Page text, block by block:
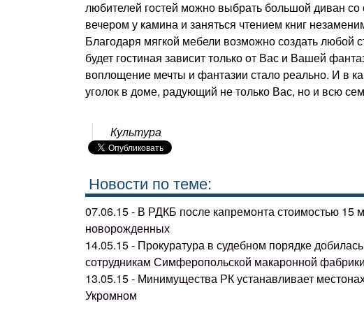
любителей гостей можно выбрать большой диван
вечером у камина и заняться чтением книг
Благодаря мягкой мебели возможно создать любой
будет гостиная зависит только от Вас и Вашей
воплощение мечты и фантазии стало реально. И в
уголок в доме, радующий не только Вас, но и всю
Культура
Новости по теме:
07.06.15 - В РДКБ после капремонта стоимостью 15
новорожденных
14.05.15 - Прокуратура в судебном порядке
сотрудникам Симферопольской макаронной фабрики
13.05.15 - Минимущества РК устанавливает
Укромном